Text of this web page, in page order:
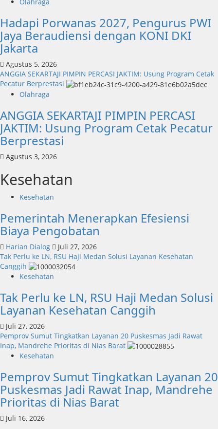
Hadapi Porwanas 2027, Pengurus PWI
Jaya Beraudiensi dengan KONI DKI
Jakarta
Agustus 5, 2026
ANGGIA SEKARTAJI PIMPIN PERCASI JAKTIM: Usung Program Cetak
Pecatur Berprestasi
Olahraga
ANGGIA SEKARTAJI PIMPIN PERCASI
JAKTIM: Usung Program Cetak Pecatur
Berprestasi
Agustus 3, 2026
Kesehatan
Kesehatan
Pemerintah Menerapkan Efesiensi
Biaya Pengobatan
Harian Dialog
Juli 27, 2026
Tak Perlu ke LN, RSU Haji Medan Solusi Layanan Kesehatan
Canggih
Kesehatan
Tak Perlu ke LN, RSU Haji Medan Solusi
Layanan Kesehatan Canggih
Juli 27, 2026
Pemprov Sumut Tingkatkan Layanan 20 Puskesmas Jadi Rawat
Inap, Mandrehe Prioritas di Nias Barat
Kesehatan
Pemprov Sumut Tingkatkan Layanan 20
Puskesmas Jadi Rawat Inap, Mandrehe
Prioritas di Nias Barat
Juli 16, 2026